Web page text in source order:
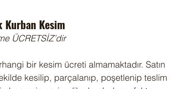
Kesim
ÜCRETSİZ’dir
bir kesim ücreti almamaktadır. Satın
kesilip, parçalanıp, poşetlenip teslim